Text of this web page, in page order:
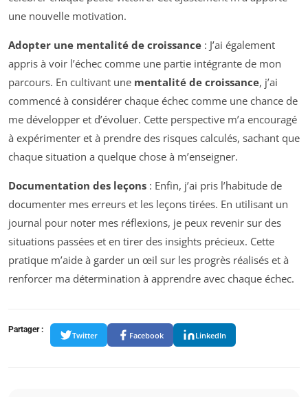
une nouvelle motivation.
Adopter une mentalité de croissance : J’ai également
appris à voir l’échec comme une partie intégrante de mon
parcours. En cultivant une mentalité de croissance, j’ai
commencé à considérer chaque échec comme une chance de
me développer et d’évoluer. Cette perspective m’a encouragé
à expérimenter et à prendre des risques calculés, sachant que
chaque situation a quelque chose à m’enseigner.
Documentation des leçons : Enfin, j’ai pris l’habitude de
documenter mes erreurs et les leçons tirées. En utilisant un
journal pour noter mes réflexions, je peux revenir sur des
situations passées et en tirer des insights précieux. Cette
pratique m’aide à garder un œil sur les progrès réalisés et à
renforcer ma détermination à apprendre avec chaque échec.
Partager :
Twitter Facebook LinkedIn